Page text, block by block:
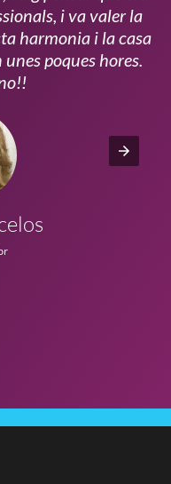
i va valer la
harmonia i la casa
poques hores.